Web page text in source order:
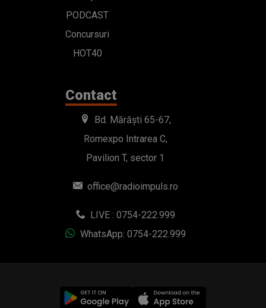
PODCAST
Concursuri
HOT40
Contact
Bd. Mărăști 65-67,
Romexpo Intrarea C,
Pavilion T, sector 1
office@radioimpuls.ro
LIVE : 0754-222.999
WhatsApp: 0754-222.999